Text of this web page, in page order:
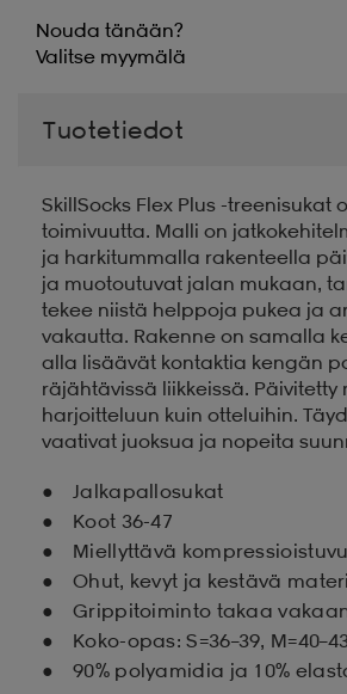
Nouda tänään?
Valitse myymälä
Tuotetiedot
SkillSocks Flex Plus -
toimivuutta. Malli on
ja harkitummalla rakenteella
ja muotoutuvat jalan mukaan,
tekee niistä helppoja pukea ja
vakautta. Rakenne on samalla
alla lisäävät kontaktia kengän
räjähtävissä liikkeissä.
harjoitteluun kuin otteluihin.
vaativat juoksua ja nopeita
Jalkapallosukat
Koot 36-47
Miellyttävä
Ohut, kevyt ja kestävä
Grippitoiminto takaa
Koko-opas: S=36–39,
90% polyamidia ja 10%